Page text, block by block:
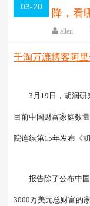
03-20
降，看
allen
字体：大
千淘万漉博客阿
3月19日，胡润研
目前中国财富家庭数
院连续第15年发布《
报告除了公布中
3000万美元总财富的